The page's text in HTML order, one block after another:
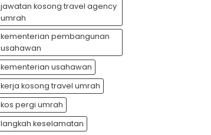
jawatan kosong travel agency
umrah
kementerian pembangunan
usahawan
kementerian usahawan
kerja kosong travel umrah
kos pergi umrah
langkah keselamatan